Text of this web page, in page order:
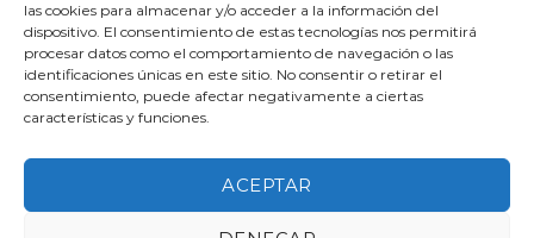
las cookies para almacenar y/o acceder a la información del
dispositivo. El consentimiento de estas tecnologías nos permitirá
procesar datos como el comportamiento de navegación o las
identificaciones únicas en este sitio. No consentir o retirar el
consentimiento, puede afectar negativamente a ciertas
características y funciones.
ACEPTAR
NEXT GENERATION (EU) DEL MECANISMO DE RECUPERACIÓN Y
RESILIENCIA